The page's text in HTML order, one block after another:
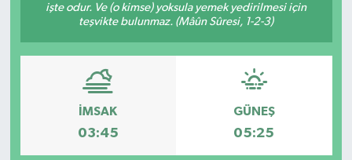
işte odur. Ve (o kimse) yoksula yemek yedirilmesi için
teşvikte bulunmaz. (Mâûn Sûresi, 1-2-3)
İMSAK
03:45
GÜNEŞ
05:25